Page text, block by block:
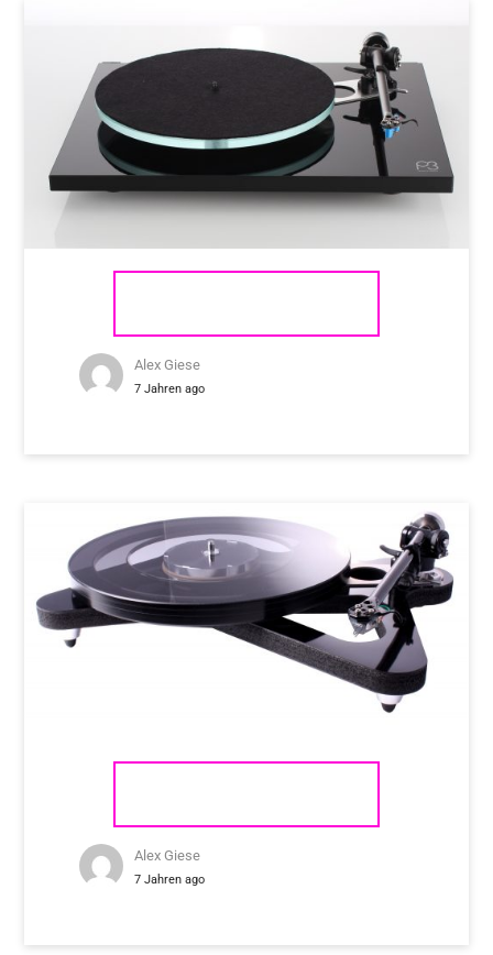
Alex Giese
7 Jahren ago
Alex Giese
7 Jahren ago